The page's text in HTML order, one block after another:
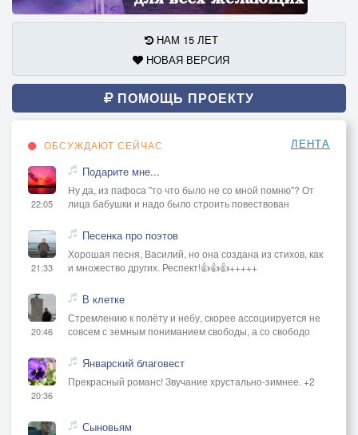
НАМ 15 ЛЕТ
НОВАЯ ВЕРСИЯ
ПОМОЩЬ ПРОЕКТУ
ОБСУЖДАЮТ СЕЙЧАС ЛЕНТА
22:05
Подарите мне...
Ну да, из пафоса "то что было не со мной помню"? От
лица бабушки и надо было строить повествован
21:33
Песенка про поэтов
Хорошая песня, Василий, но она создана из стихов, как
и множество других. Респект!👍👍👍+++++
20:46
В клетке
Стремлению к полёту и небу, скорее ассоциируется не
совсем с земным пониманием свободы, а со свободо
20:36
Январский благовест
Прекрасный романс! Звучание хрустально-зимнее. +2
Сыновьям